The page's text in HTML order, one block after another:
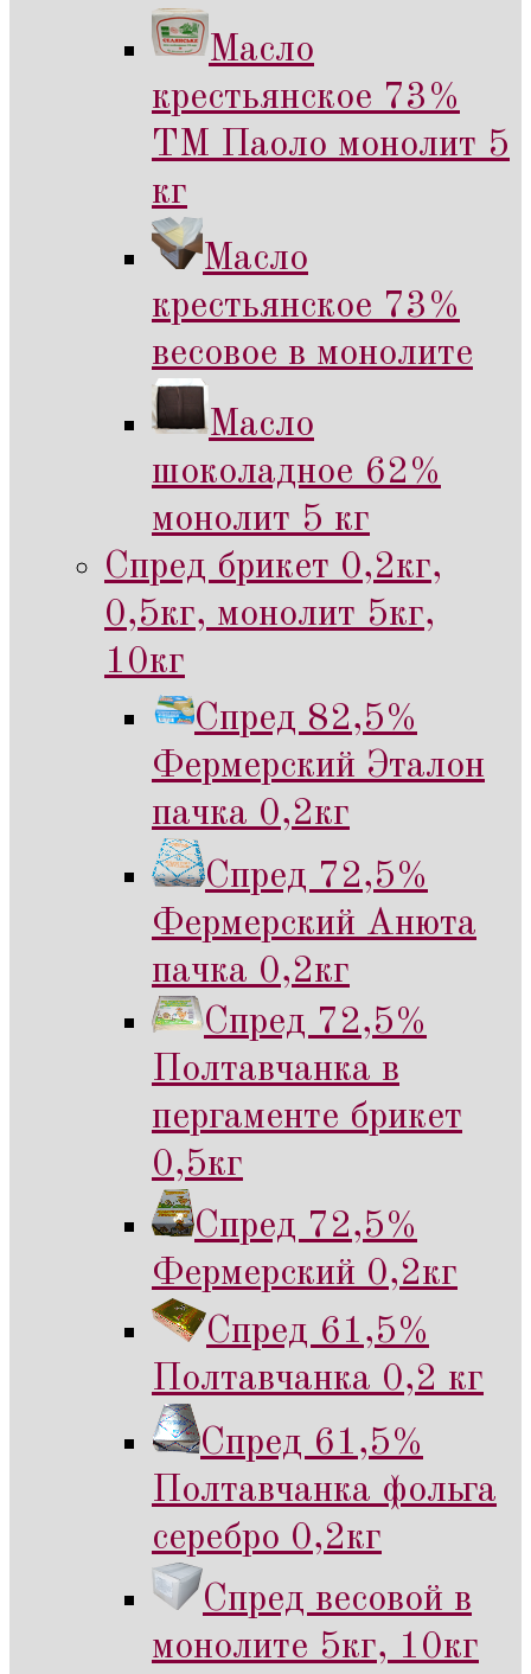
Масло
крестьянское 73%
ТМ Паоло монолит 5
кг
Масло
крестьянское 73%
весовое в монолите
Масло
шоколадное 62%
монолит 5 кг
Спред брикет 0,2кг,
0,5кг, монолит 5кг,
10кг
Спред 82,5%
Фермерский Эталон
пачка 0,2кг
Спред 72,5%
Фермерский Анюта
пачка 0,2кг
Спред 72,5%
Полтавчанка в
пергаменте брикет
0,5кг
Спред 72,5%
Фермерский 0,2кг
Спред 61,5%
Полтавчанка 0,2 кг
Спред 61,5%
Полтавчанка фольга
серебро 0,2кг
Спред весовой в
монолите 5кг, 10кг